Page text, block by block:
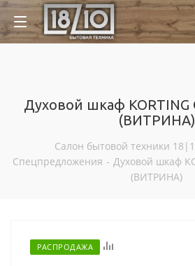
Духовой шкаф KORTING
(ВИТРИНА)
Салон бытовой техники
Спецпредложения - Духовой шкаф
(ВИТРИНА)
РАСПРОДАЖА
Отложить